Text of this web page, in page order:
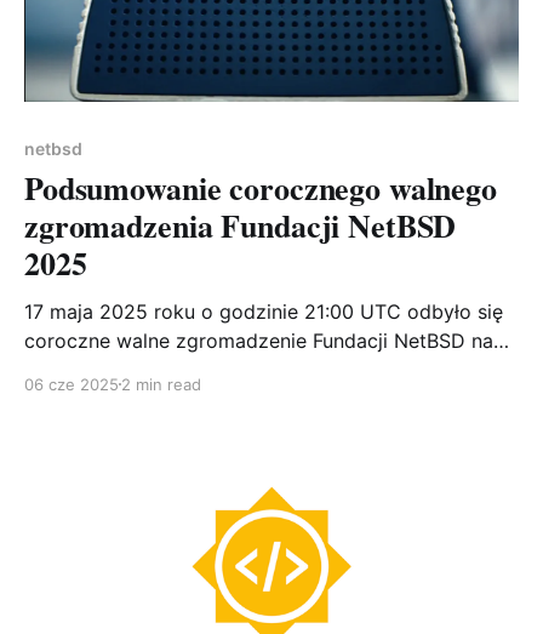
netbsd
Podsumowanie corocznego walnego
zgromadzenia Fundacji NetBSD
2025
17 maja 2025 roku o godzinie 21:00 UTC odbyło się
coroczne walne zgromadzenie Fundacji NetBSD na
Spotkanie obejmowało prezentacje przedstawicieli
dostarczył użytkownikom: * NetBSD 10.
06 cze 2025 2 min read